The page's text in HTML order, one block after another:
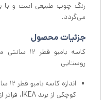
رنگ چوب طبیعی است و با
می‌گردد.
جزئیات محصول
روستایی
کوچکی از برند IKEA، فراتر از صرفاً یک وسیله کاربردی است.